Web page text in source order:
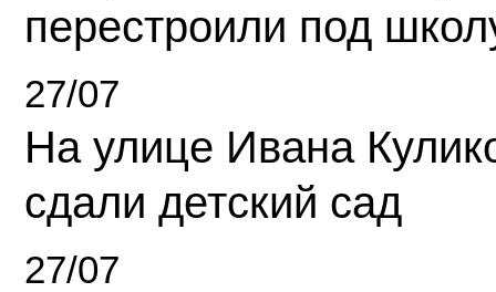
перестроили под
27/07
На улице Ивана
сдали детский сад
27/07